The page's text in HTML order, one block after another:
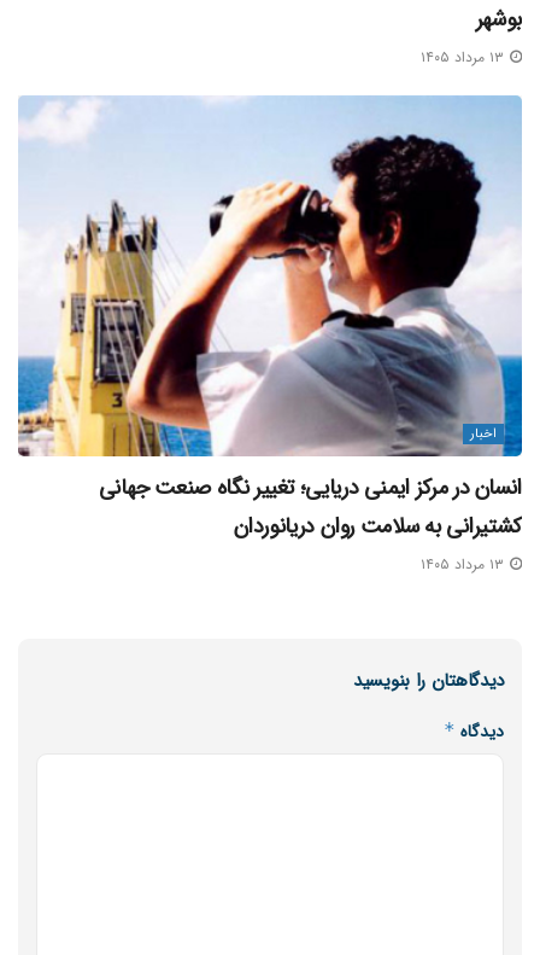
بوشهر
اخبار
انسان در مرکز ایمنی دریایی؛ تغییر نگاه صنعت جهانی
کشتیرانی به سلامت روان دریانوردان
دیدگاهتان را بنویسید
دیدگاه *